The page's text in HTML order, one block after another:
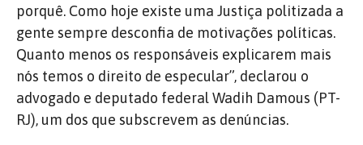
porquê. Como hoje existe uma Justiça politizada a
gente sempre desconfia de motivações políticas.
Quanto menos os responsáveis explicarem mais
nós temos o direito de especular”, declarou o
advogado e deputado federal Wadih Damous (PT-
RJ), um dos que subscrevem as denúncias.